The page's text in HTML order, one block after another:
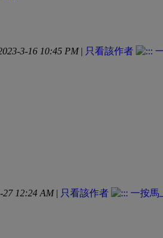
3-16 10:45 PM| 只看該作者
27 12:24 AM| 只看該作者